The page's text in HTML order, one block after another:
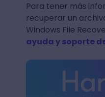
Para tener más
recuperar un
Windows File
ayuda y soporte